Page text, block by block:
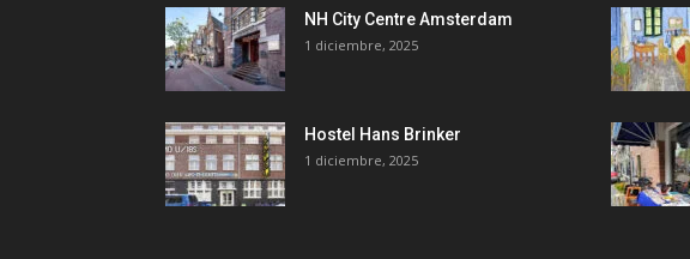
NH City Centre Amsterdam
1 diciembre, 2025
Hostel Hans Brinker
1 diciembre, 2025